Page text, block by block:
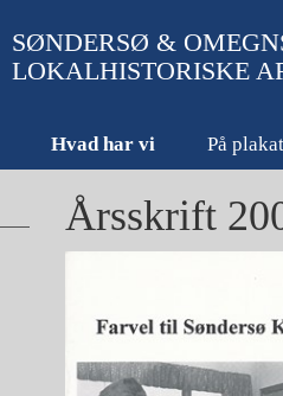
SØNDERSØ &
LOKALHISTORISKE
Hvad har vi På
Årsskrift